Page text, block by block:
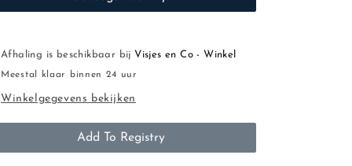
Afhaling is beschikbaar bijVisjes en Co - Winkel
Meestal klaar binnen 24 uur
Winkelgegevens bekijken
Add To Registry